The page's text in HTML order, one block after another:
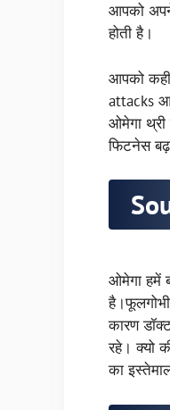
आपको
होती है।
आपको
attacks
ओमेगा
फिटनेस
ओमेगा हमें
कारण
रहे। क्यो
का